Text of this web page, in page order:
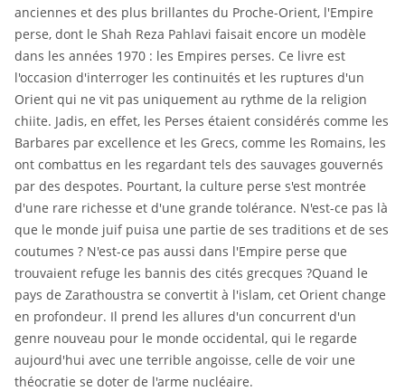
anciennes et des plus brillantes du Proche-Orient, l'Empire
perse, dont le Shah Reza Pahlavi faisait encore un modèle
dans les années 1970 : les Empires perses. Ce livre est
l'occasion d'interroger les continuités et les ruptures d'un
Orient qui ne vit pas uniquement au rythme de la religion
chiite. Jadis, en effet, les Perses étaient considérés comme les
Barbares par excellence et les Grecs, comme les Romains, les
ont combattus en les regardant tels des sauvages gouvernés
par des despotes. Pourtant, la culture perse s'est montrée
d'une rare richesse et d'une grande tolérance. N'est-ce pas là
que le monde juif puisa une partie de ses traditions et de ses
coutumes ? N'est-ce pas aussi dans l'Empire perse que
trouvaient refuge les bannis des cités grecques ?Quand le
pays de Zarathoustra se convertit à l'islam, cet Orient change
en profondeur. Il prend les allures d'un concurrent d'un
genre nouveau pour le monde occidental, qui le regarde
aujourd'hui avec une terrible angoisse, celle de voir une
théocratie se doter de l'arme nucléaire.